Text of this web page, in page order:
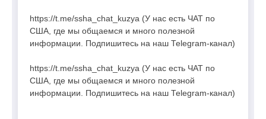
https://t.me/ssha_chat_kuzya (У нас есть ЧАТ по
США, где мы общаемся и много полезной
информации. Подпишитесь на наш Telegram-канал)
https://t.me/ssha_chat_kuzya (У нас есть ЧАТ по
США, где мы общаемся и много полезной
информации. Подпишитесь на наш Telegram-канал)